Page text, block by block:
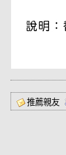
推薦親友